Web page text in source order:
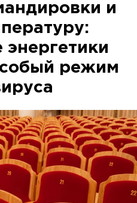
и
энергетики
режим